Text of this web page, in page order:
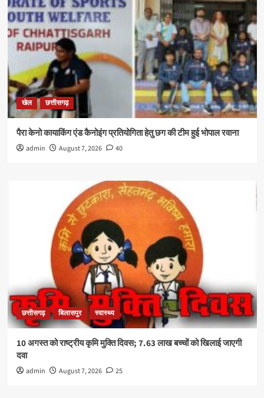
खेल छत्तीसगढ़
पैरा केनो कायाकिंग एंड कैनोइंग प्रतियोगिता हेतु छग की टीम हुई भोपाल रवाना
admin August 7, 2026 40
छत्तीसगढ़ बिलासपुर स्वास्थ्य
10 अगस्त को राष्ट्रीय कृमि मुक्ति दिवस; 7.63 लाख बच्चों को खिलाई जाएगी
दवा
admin August 7, 2026 25